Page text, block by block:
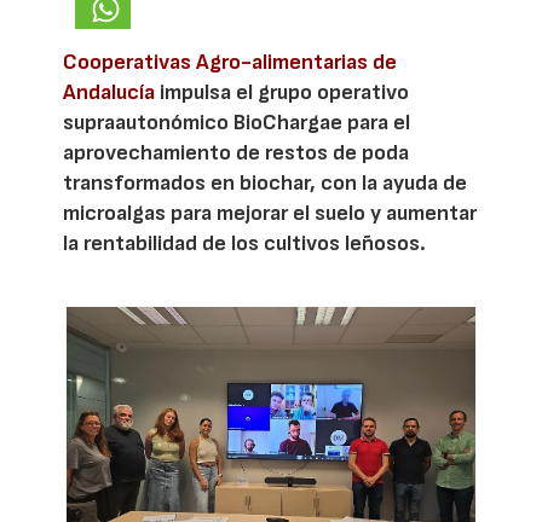
Cooperativas Agro-alimentarias de
Andalucía impulsa el grupo operativo
supraautonómico BioChargae para el
aprovechamiento de restos de poda
transformados en biochar, con la ayuda de
microalgas para mejorar el suelo y aumentar
la rentabilidad de los cultivos leñosos.